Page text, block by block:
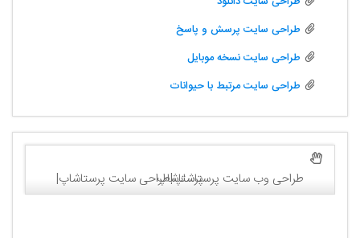
طراحی سایت پرسش و پاسخ
طراحی سایت نسخه موبایل
طراحی سایت مرتبط با حیوانات
طراحی وب سایت پرستاشاپ|طراحی سایت پرستاشاپ|پرستاشاپ